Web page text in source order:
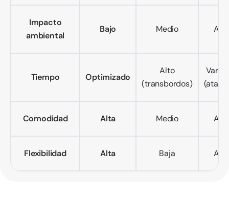
Impacto
ambiental
Bajo Medio Alto
Tiempo Optimizado
Alto
(transbordos)
Comodidad Alta Medio Alto
Flexibilidad Alta Baja Alta